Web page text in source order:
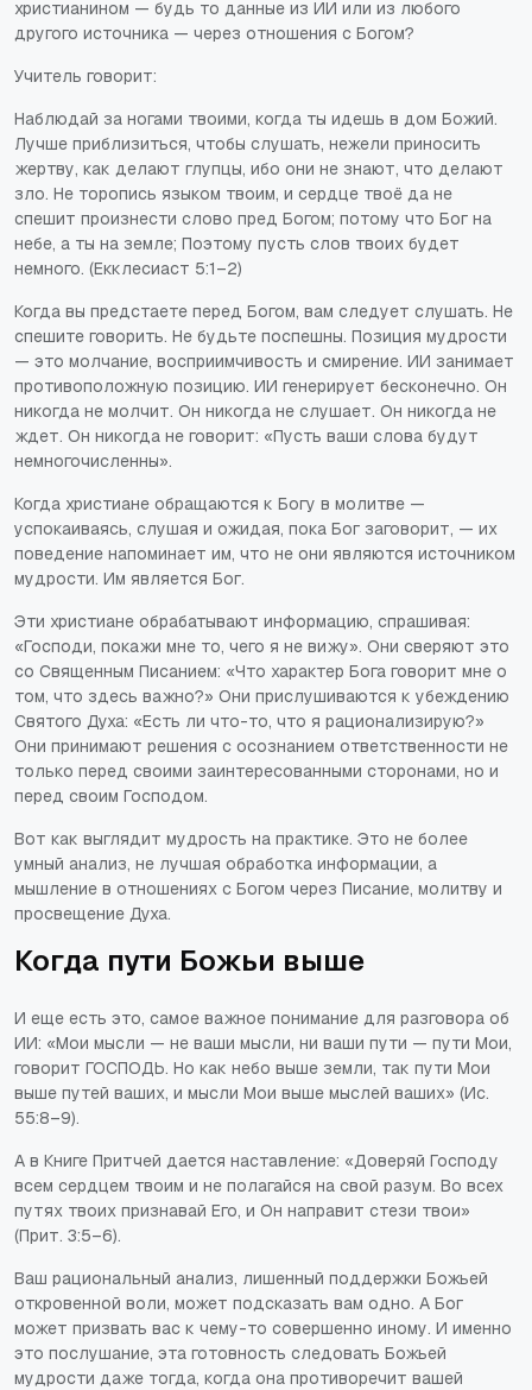
христианином — будь то данные из ИИ или из любого
другого источника — через отношения с Богом?
Учитель говорит:
Наблюдай за ногами твоими, когда ты идешь в дом Божий.
Лучше приблизиться, чтобы слушать, нежели приносить
жертву, как делают глупцы, ибо они не знают, что делают
зло. Не торопись языком твоим, и сердце твоё да не
спешит произнести слово пред Богом; потому что Бог на
небе, а ты на земле; Поэтому пусть слов твоих будет
немного. (Екклесиаст 5:1–2)
Когда вы предстаете перед Богом, вам следует слушать. Не
спешите говорить. Не будьте поспешны. Позиция мудрости
— это молчание, восприимчивость и смирение. ИИ занимает
противоположную позицию. ИИ генерирует бесконечно. Он
никогда не молчит. Он никогда не слушает. Он никогда не
ждет. Он никогда не говорит: «Пусть ваши слова будут
немногочисленны».
Когда христиане обращаются к Богу в молитве —
успокаиваясь, слушая и ожидая, пока Бог заговорит, — их
поведение напоминает им, что не они являются источником
мудрости. Им является Бог.
Эти христиане обрабатывают информацию, спрашивая:
«Господи, покажи мне то, чего я не вижу». Они сверяют это
со Священным Писанием: «Что характер Бога говорит мне о
том, что здесь важно?» Они прислушиваются к убеждению
Святого Духа: «Есть ли что-то, что я рационализирую?»
Они принимают решения с осознанием ответственности не
только перед своими заинтересованными сторонами, но и
перед своим Господом.
Вот как выглядит мудрость на практике. Это не более
умный анализ, не лучшая обработка информации, а
мышление в отношениях с Богом через Писание, молитву и
просвещение Духа.
Когда пути Божьи выше
И еще есть это, самое важное понимание для разговора об
ИИ: «Мои мысли — не ваши мысли, ни ваши пути — пути Мои,
говорит ГОСПОДЬ. Но как небо выше земли, так пути Мои
выше путей ваших, и мысли Мои выше мыслей ваших» (Ис.
55:8–9).
А в Книге Притчей дается наставление: «Доверяй Господу
всем сердцем твоим и не полагайся на свой разум. Во всех
путях твоих признавай Его, и Он направит стези твои»
(Прит. 3:5–6).
Ваш рациональный анализ, лишенный поддержки Божьей
откровенной воли, может подсказать вам одно. А Бог
может призвать вас к чему-то совершенно иному. И именно
это послушание, эта готовность следовать Божьей
мудрости даже тогда, когда она противоречит вашей